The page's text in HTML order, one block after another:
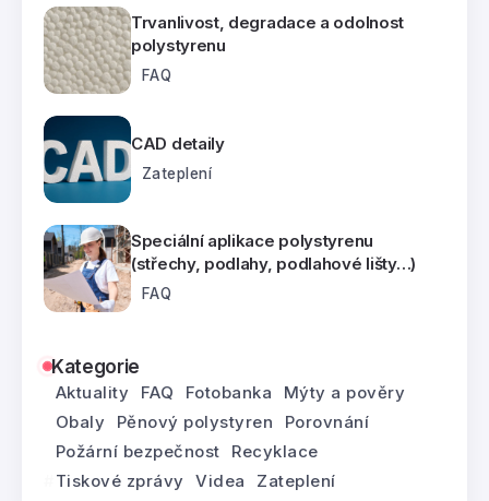
Trvanlivost, degradace a odolnost
polystyrenu
FAQ
CAD detaily
Zateplení
Speciální aplikace polystyrenu
(střechy, podlahy, podlahové lišty…)
FAQ
Kategorie
Aktuality FAQ Fotobanka
Mýty a pověry
Obaly
Pěnový polystyren
Porovnání
Požární bezpečnost
Recyklace
Tiskové zprávy
Videa Zateplení